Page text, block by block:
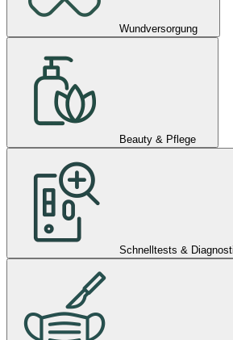
Wundversorgung
Beauty & Pflege
Schnelltests &